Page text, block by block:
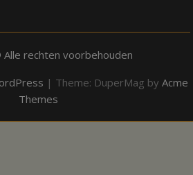
rechten voorbehouden
| Theme: DuperMag by Acme
Themes